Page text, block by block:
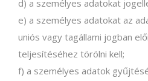
d) a személyes adatokat
e) a személyes adatokat az
uniós vagy tagállami jogban
teljesítéséhez törölni kell;
f) a személyes adatok